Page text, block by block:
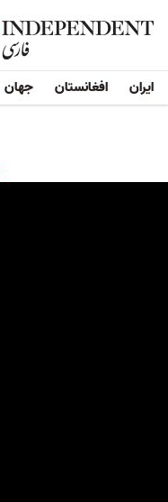
ایران افغانستان جهان